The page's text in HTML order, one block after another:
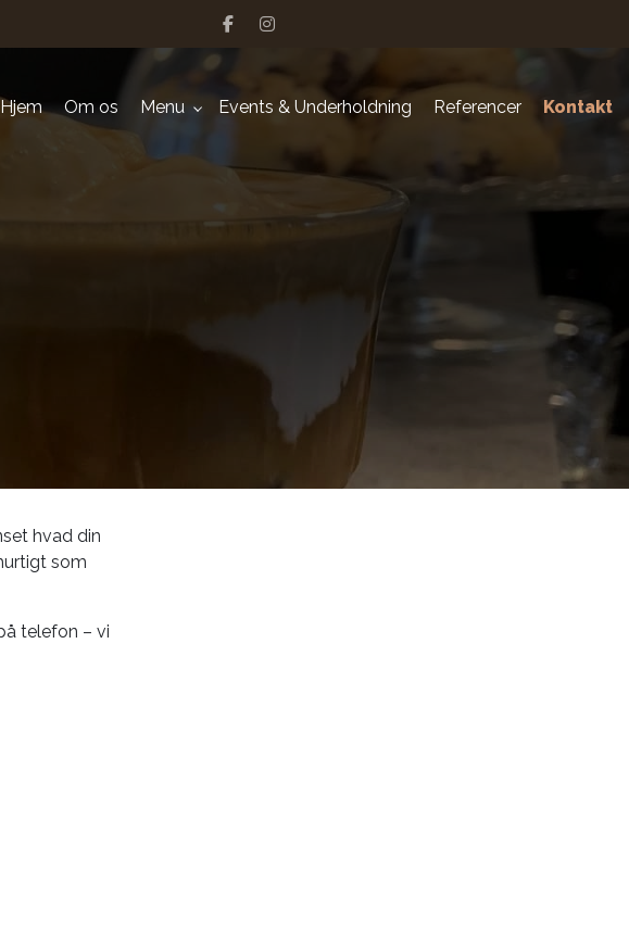
Hjem Om os Menu Events & Underholdning Referencer Kontakt
hvad din
som
telefon – vi